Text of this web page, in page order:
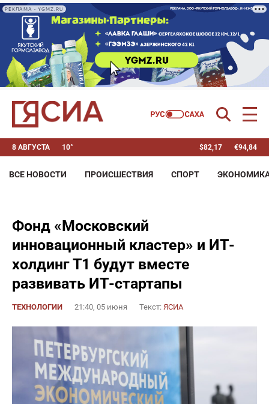
РЕКЛАМА • YGMZ.RU
8 АВГУСТА 10° $82,17 €94,84
ВСЕ НОВОСТИ ПРОИСШЕСТВИЯ СПОРТ
Фонд «Московский
инновационный кластер» и ИТ-
холдинг Т1 будут вместе
развивать ИТ-стартапы
ТЕХНОЛОГИИ 21:40, 05 июня Текст: ЯСИА